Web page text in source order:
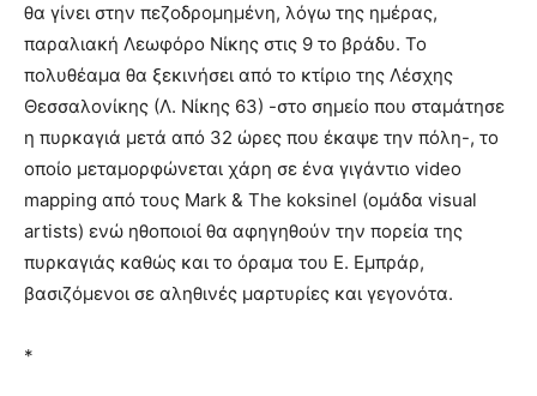
θα γίνει στην πεζοδρομημένη, λόγω της ημέρας,
παραλιακή Λεωφόρο Νίκης στις 9 το βράδυ. Το
πολυθέαμα θα ξεκινήσει από το κτίριο της Λέσχης
Θεσσαλονίκης (Λ. Νίκης 63) -στο σημείο που σταμάτησε
η πυρκαγιά μετά από 32 ώρες που έκαψε την πόλη-, το
οποίο μεταμορφώνεται χάρη σε ένα γιγάντιο video
mapping από τους Mark & The koksinel (ομάδα visual
artists) ενώ ηθοποιοί θα αφηγηθούν την πορεία της
πυρκαγιάς καθώς και το όραμα του E. Εμπράρ,
βασιζόμενοι σε αληθινές μαρτυρίες και γεγονότα.
*